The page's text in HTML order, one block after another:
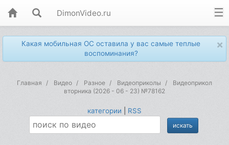
DimonVideo.ru
×
Какая мобильная ОС оставила у вас самые теплые
воспоминания?
Главная Видео Разное Видеоприколы
Видеоприкол
вторника (2026 - 06 - 23) №78162
категории RSS